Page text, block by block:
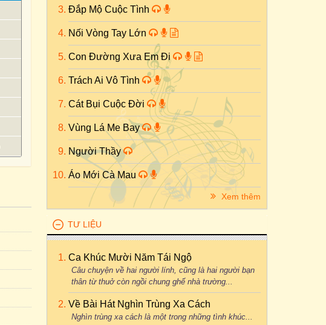
Đắp Mộ Cuộc Tình
Nối Vòng Tay Lớn
Con Đường Xưa Em Đi
Trách Ai Vô Tình
Cát Bụi Cuộc Đời
Vùng Lá Me Bay
Người Thầy
Áo Mới Cà Mau
Xem thêm
TƯ LIỆU
Ca Khúc Mười Năm Tái Ngộ
Câu chuyện về hai người lính, cũng là hai người bạn
thân từ thuở còn ngồi chung ghế nhà trường...
Về Bài Hát Nghìn Trùng Xa Cách
Nghìn trùng xa cách là một trong những tình khúc...